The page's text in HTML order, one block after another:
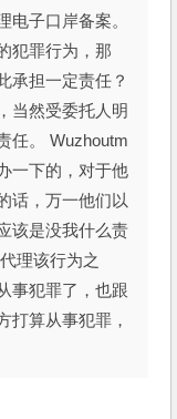
电子口岸备案。
犯罪行为，那
承担一定责任？
当然受委托人明
任。 Wuzhoutm
一下的，对于他
话，万一他们以
该是没我什么责
理该行为之
事犯罪了，也跟
打算从事犯罪，